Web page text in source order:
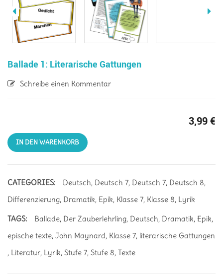
Ballade 1: Literarische Gattungen
Schreibe einen Kommentar
3,99€
IN DEN WARENKORB
CATEGORIES: Deutsch, Deutsch 7, Deutsch 7, Deutsch 8,
Differenzierung, Dramatik, Epik, Klasse 7, Klasse 8, Lyrik
TAGS: Ballade, Der Zauberlehrling, Deutsch, Dramatik, Epik,
epische texte, John Maynard, Klasse 7, literarische Gattungen
, Literatur, Lyrik, Stufe 7, Stufe 8, Texte